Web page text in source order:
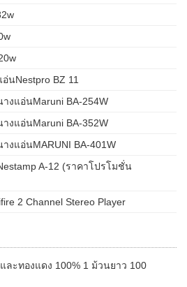
อ่นNestpro BZ 11
างแอ่นMaruni BA-254W
างแอ่นMaruni BA-352W
างแอ่นMARUNI BA-401W
A-12 (ราคาโปรโมชั่น
2 Channel Stereo Player
ละทองแดง 100% 1 ม้วนยาว 100